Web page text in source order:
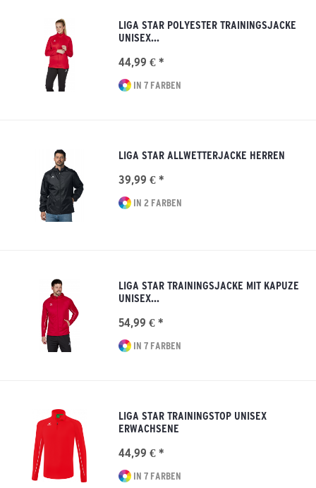
LIGA STAR POLYESTER TRAININGSJACKE
UNISEX...
44,99 € *
IN 7 FARBEN
LIGA STAR ALLWETTERJACKE HERREN
39,99 € *
IN 2 FARBEN
LIGA STAR TRAININGSJACKE MIT KAPUZE
UNISEX...
54,99 € *
IN 7 FARBEN
LIGA STAR TRAININGSTOP UNISEX
ERWACHSENE
44,99 € *
IN 7 FARBEN